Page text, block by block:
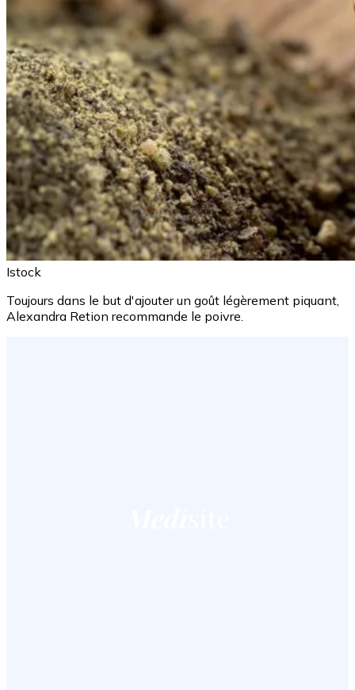
Istock
Toujours dans le but d'ajouter un goût légèrement piquant,
Alexandra Retion recommande le poivre.